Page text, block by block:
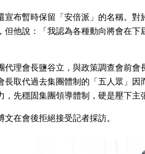
宣布暫時保留「安倍派」的名稱。
但他說：「我認為各種動向將會在
代理會長鹽谷立，與政策調查會前
長取代過去集團體制的「五人眾」
，先穩固集團領導體制，硬是壓下主
文在會後拒絕接受記者採訪。